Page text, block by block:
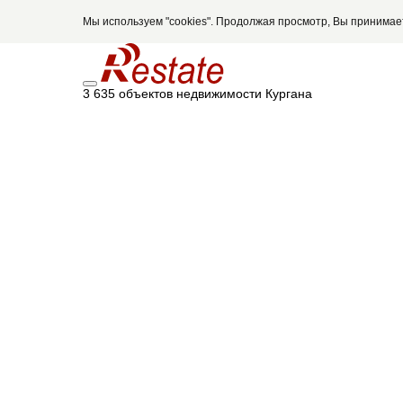
Мы используем "cookies". Продолжая просмотр, Вы
3 635 объектов недвижимости Кургана